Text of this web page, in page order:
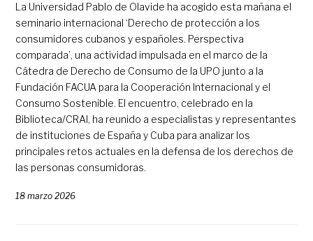
La Universidad Pablo de Olavide ha acogido esta mañana el
seminario internacional ‘Derecho de protección a los
consumidores cubanos y españoles. Perspectiva
comparada’, una actividad impulsada en el marco de la
Cátedra de Derecho de Consumo de la UPO junto a la
Fundación FACUA para la Cooperación Internacional y el
Consumo Sostenible. El encuentro, celebrado en la
Biblioteca/CRAI, ha reunido a especialistas y representantes
de instituciones de España y Cuba para analizar los
principales retos actuales en la defensa de los derechos de
las personas consumidoras.
18 marzo 2026